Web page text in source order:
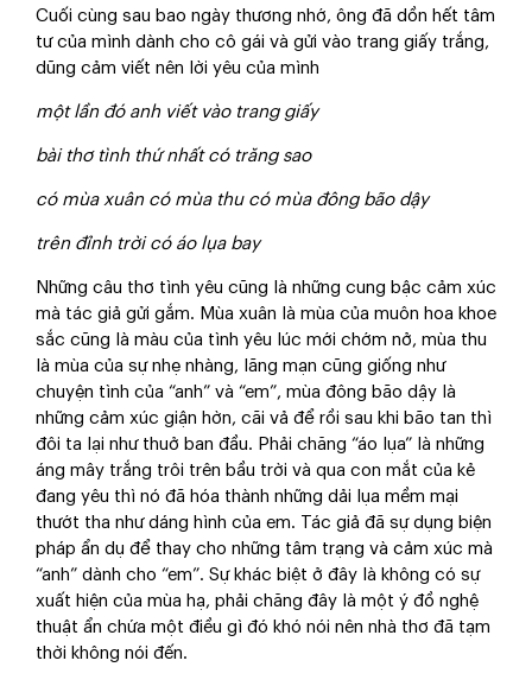
Cuối cùng sau bao ngày thương nhớ, ông đã dồn hết tâm
tư của mình dành cho cô gái và gửi vào trang giấy trắng,
dũng cảm viết nên lời yêu của mình
một lần đó anh viết vào trang giấy
bài thơ tình thứ nhất có trăng sao
có mùa xuân có mùa thu có mùa đông bão dậy
trên đỉnh trời có áo lụa bay
Những câu thơ tình yêu cũng là những cung bậc cảm xúc
mà tác giả gửi gắm. Mùa xuân là mùa của muôn hoa khoe
sắc cũng là màu của tình yêu lúc mới chớm nở, mùa thu
là mùa của sự nhẹ nhàng, lãng mạn cũng giống như
chuyện tình của “anh” và “em”, mùa đông bão dậy là
những cảm xúc giận hờn, cãi vả để rồi sau khi bão tan thì
đôi ta lại như thuở ban đầu. Phải chăng “áo lụa” là những
áng mây trắng trôi trên bầu trời và qua con mắt của kẻ
đang yêu thì nó đã hóa thành những dải lụa mềm mại
thướt tha như dáng hình của em. Tác giả đã sự dụng biện
pháp ẩn dụ để thay cho những tâm trạng và cảm xúc mà
“anh” dành cho “em”. Sự khác biệt ở đây là không có sự
xuất hiện của mùa hạ, phải chăng đây là một ý đồ nghệ
thuật ẩn chứa một điều gì đó khó nói nên nhà thơ đã tạm
thời không nói đến.